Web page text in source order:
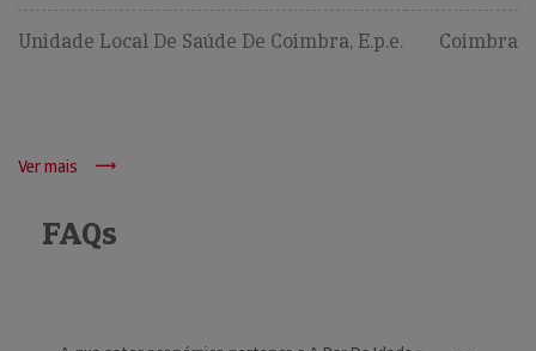
Unidade Local De Saúde De Coimbra, E.p.e. Coimbra
Ver mais
FAQs